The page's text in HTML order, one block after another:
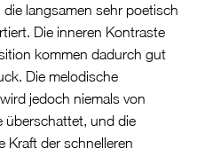
die langsamen sehr poetisch
Die inneren Kontraste
kommen dadurch gut
Die melodische
jedoch niemals von
überschattet, und die
Kraft der schnelleren